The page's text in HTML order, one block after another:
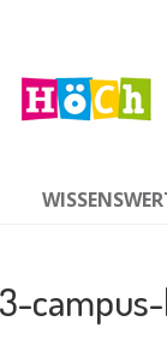
campus-